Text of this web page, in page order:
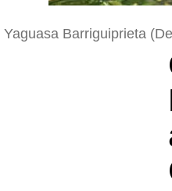
Yaguasa Barriguiprieta